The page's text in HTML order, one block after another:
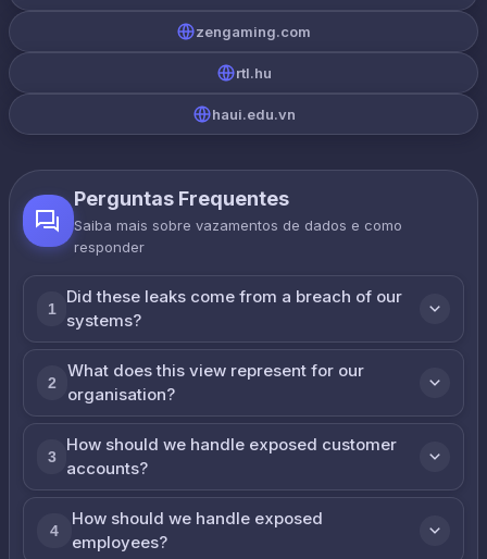
zengaming.com
rtl.hu
haui.edu.vn
Perguntas Frequentes
Saiba mais sobre vazamentos de dados e como
responder
1
Did these leaks come from a breach of our
systems?
2
What does this view represent for our
organisation?
3
How should we handle exposed customer
accounts?
4
How should we handle exposed
employees?